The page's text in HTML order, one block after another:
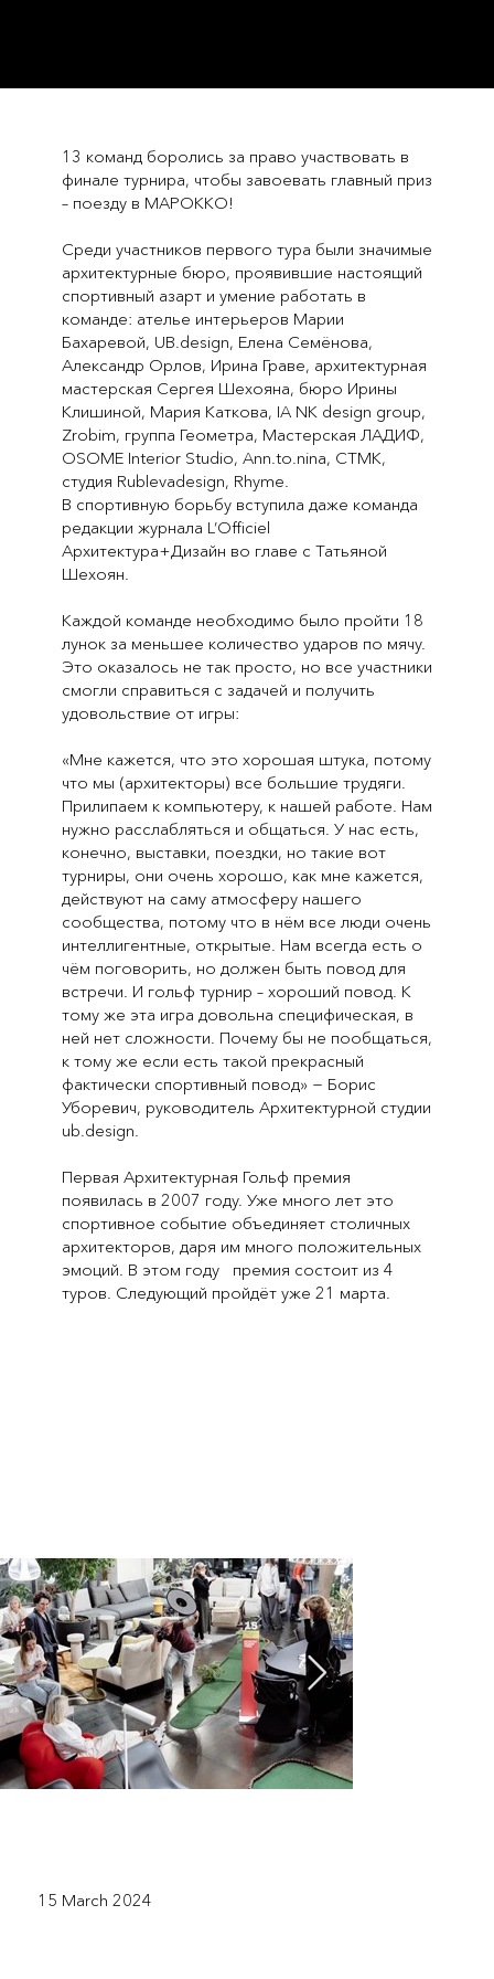
13 команд боролись за право участвовать в
финале турнира, чтобы завоевать главный приз
– поезду в МАРОККО!
Среди участников первого тура были значимые
архитектурные бюро, проявившие настоящий
спортивный азарт и умение работать в
команде: ателье интерьеров Марии
Бахаревой, UB.design, Елена Семёнова,
Александр Орлов, Ирина Граве, архитектурная
мастерская Сергея Шехояна, бюро Ирины
Клишиной, Мария Каткова, IA NK design group,
Zrobim, группа Геометра, Мастерская ЛАДИФ,
OSOME Interior Studio, Ann.to.nina, СТМК,
студия Rublevadesign, Rhyme.
В спортивную борьбу вступила даже команда
редакции журнала L’Officiel
Архитектура+Дизайн во главе с Татьяной
Шехоян.
Каждой команде необходимо было пройти 18
лунок за меньшее количество ударов по мячу.
Это оказалось не так просто, но все участники
смогли справиться с задачей и получить
удовольствие от игры:
«Мне кажется, что это хорошая штука, потому
что мы (архитекторы) все большие трудяги.
Прилипаем к компьютеру, к нашей работе. Нам
нужно расслабляться и общаться. У нас есть,
конечно, выставки, поездки, но такие вот
турниры, они очень хорошо, как мне кажется,
действуют на саму атмосферу нашего
сообщества, потому что в нём все люди очень
интеллигентные, открытые. Нам всегда есть о
чём поговорить, но должен быть повод для
встречи. И гольф турнир – хороший повод. К
тому же эта игра довольна специфическая, в
ней нет сложности. Почему бы не пообщаться,
к тому же если есть такой прекрасный
фактически спортивный повод» − Борис
Уборевич, руководитель Архитектурной студии
ub.design.
Первая Архитектурная Гольф премия
появилась в 2007 году. Уже много лет это
спортивное событие объединяет столичных
архитекторов, даря им много положительных
эмоций. В этом году премия состоит из 4
туров. Следующий пройдёт уже 21 марта.
15 March 2024